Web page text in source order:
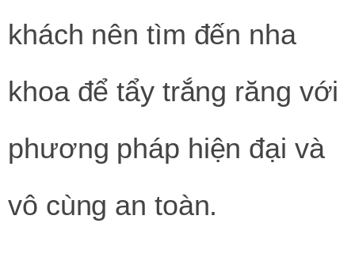
khách nên tìm đến nha
khoa để tẩy trắng răng với
phương pháp hiện đại và
vô cùng an toàn.